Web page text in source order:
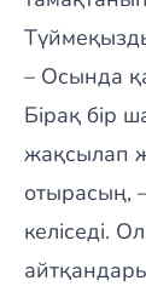
– Осында
Бірақ бір
жақсылап
отырасың,
келіседі.